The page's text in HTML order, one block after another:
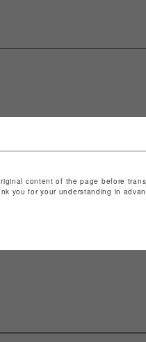
content of the page before
you for your understanding in